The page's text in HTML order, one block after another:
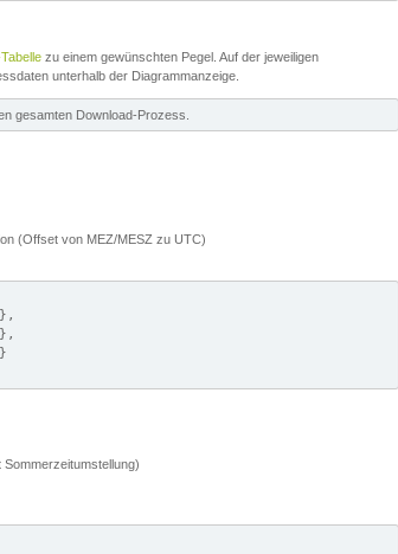
zu einem gewünschten Pegel. Auf der jeweiligen
unterhalb der Diagrammanzeige.
gesamten Download-Prozess.
(Offset von MEZ/MESZ zu UTC)